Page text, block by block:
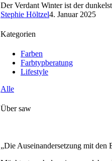
Der Verdant Winter ist der
Stephie Höltzel4. Januar 2025
Kategorien
Farben
Farbtypberatung
Lifestyle
Alle
Über saw
„Die Auseinandersetzung mit den